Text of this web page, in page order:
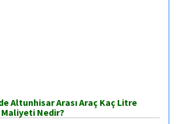
Altunhisar Arası Araç Kaç Litre
Maliyeti Nedir?